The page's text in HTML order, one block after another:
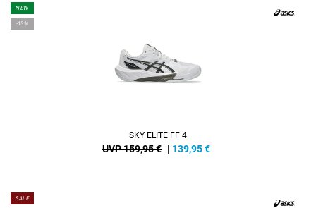
NEW
-13%
SKY ELITE FF 4
UVP 159,95 € | 139,95€
SALE